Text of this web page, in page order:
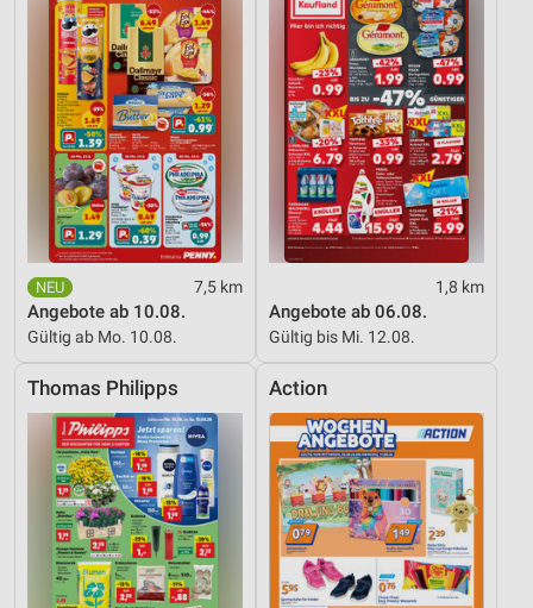
7,5 km
Angebote ab 10.08.
Gültig ab Mo. 10.08.
1,8 km
Angebote ab 06.08.
Gültig bis Mi. 12.08.
Thomas Philipps Action